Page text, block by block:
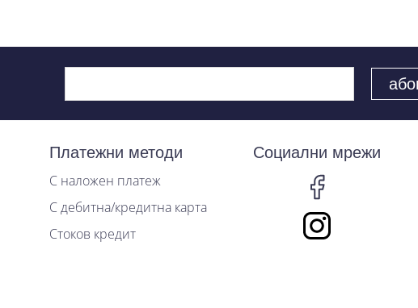
Платежни методи
С наложен платеж
С дебитна/кредитна карта
Стоков кредит
Социални мрежи